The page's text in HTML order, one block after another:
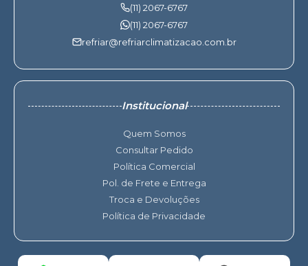
(11) 2067-6767
(11) 2067-6767
refriar@refriarclimatizacao.com.br
Institucional
Quem Somos
Consultar Pedido
Política Comercial
Pol. de Frete e Entrega
Troca e Devoluções
Política de Privacidade